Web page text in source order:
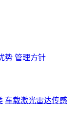
势 管理方针
车载激光雷达传感